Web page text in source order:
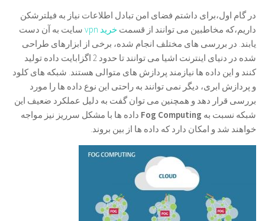
در گام اول،برای داشتم فضای امن تبادل اطلاعات نیاز به فیلترشکن
داریم،که مخاطبین می توانند از قسمت خرید vpn
سایت به آن دست
یابند. در بررسی های مختلف انجام شده، برخی از ابزارهای طراحی
شده در دنیای اینترنت اشیا می توانند تا حدود 2 اگزابایت داده تولید
کنند و این داده ها نیازمند پردازش های متوالی هستند. شبکه های کلود
و پردازش ابری، دیگر نمی توانند به راحتی این نوع داده ها را مورد
بررسی قرار دهد و همچنین می توان گفت به دلیل عملکرد ضعیف این
شبکه نسبت به Fog Computing داده ها با مشکل سرریز نیز مواجه
خواهند شد و امکان دارد که داده ها از بین بروند.